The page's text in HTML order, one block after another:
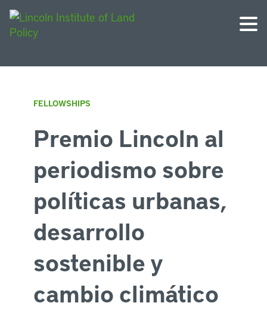
FELLOWSHIPS
Premio Lincoln al
periodismo sobre
políticas urbanas,
desarrollo
sostenible y
cambio climático